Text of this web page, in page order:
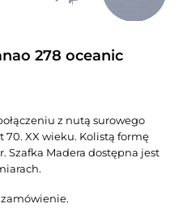
278 oceanic
z nutą surowego
70. XX wieku. Kolistą formę
Szafka Madera dostępna jest